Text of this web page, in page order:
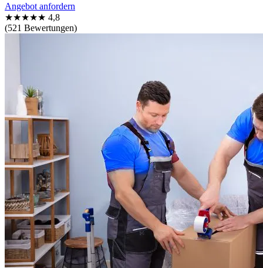
Angebot anfordern
★★★★★ 4,8
(521 Bewertungen)